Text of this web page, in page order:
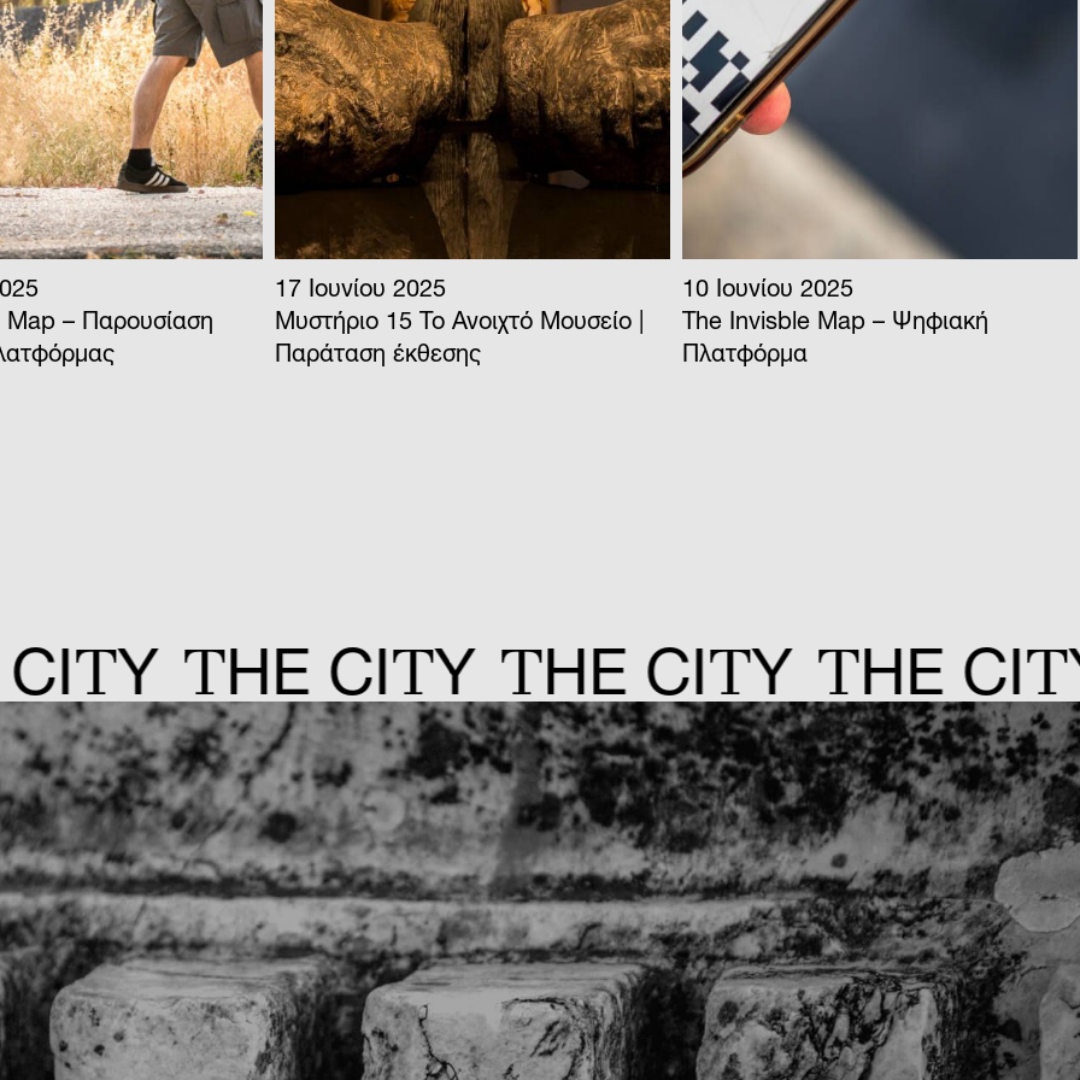
Το Ανοιχτό Μουσείο |
Τhe Invisble Map – Ψηφιακή
Πλατφόρμα
10 Ιουνίου 2025
Μυστήριο 15 Το Ανοιχτό Μουσείο:
Γιατί η Ελευσίνα Σήμερα; Από τη
29 Μαΐου 2025
Y THE CITY THE CITY THE CITY T